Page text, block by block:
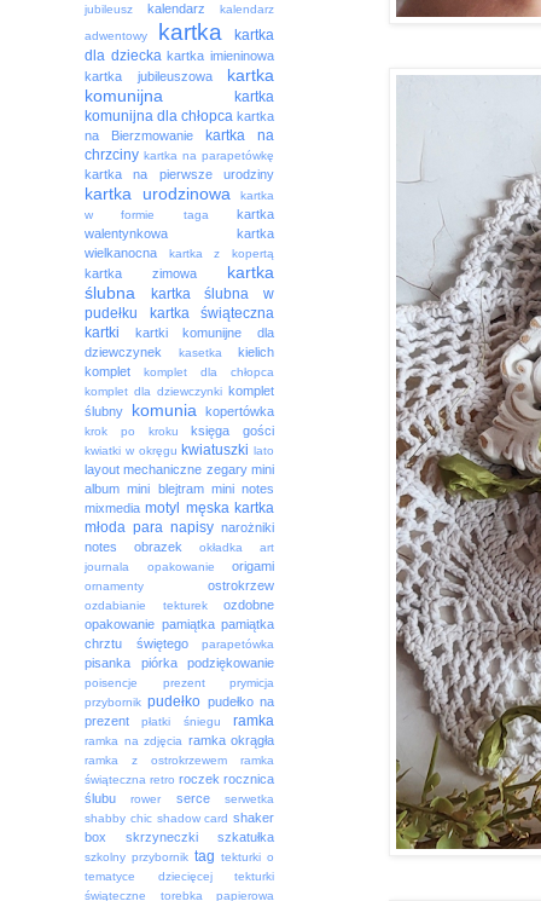
jubileusz
kalendarz
kalendarz
adwentowy
kartka
kartka
dla dziecka kartka imieninowa
kartka jubileuszowa
kartka
komunijna
kartka
komunijna dla chłopca kartka
na Bierzmowanie
kartka na
chrzciny kartka na parapetówkę
kartka na pierwsze urodziny
kartka urodzinowa
kartka
w formie taga
kartka
walentynkowa
kartka
wielkanocna
kartka z kopertą
kartka zimowa
kartka
ślubna
kartka ślubna w
pudełku
kartka świąteczna
kartki
kartki komunijne dla
dziewczynek
kasetka
kielich
komplet
komplet dla chłopca
komplet dla dziewczynki komplet
ślubny
komunia kopertówka
krok po kroku księga gości
kwiatki w okręgu kwiatuszki lato
layout mechaniczne zegary mini
album mini blejtram mini notes
mixmedia motyl męska kartka
młoda para napisy narożniki
notes
obrazek
okładka art
journala
opakowanie origami
ornamenty ostrokrzew
ozdabianie tekturek
ozdobne
opakowanie pamiątka pamiątka
chrztu świętego
parapetówka
pisanka piórka podziękowanie
poisencje prezent
prymicja
przybornik pudełko pudełko na
prezent
płatki śniegu ramka
ramka na zdjęcia ramka okrągła
ramka z ostrokrzewem
ramka
świąteczna retro roczek rocznica
ślubu
rower serce
serwetka
shabby chic shadow card shaker
box
skrzyneczki szkatułka
szkolny przybornik tag tekturki o
tematyce dziecięcej
tekturki
świąteczne
torebka papierowa